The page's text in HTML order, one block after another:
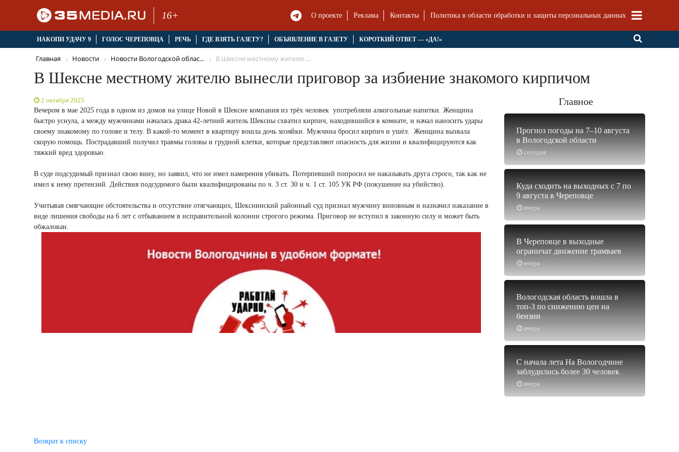
16+ О проекте Реклама Контакты Политика в области обработки и защиты персональных данных
НАКОПИ УДАЧУ 9 ГОЛОС ЧЕРЕПОВЦА РЕЧЬ ГДЕ ВЗЯТЬ ГАЗЕТУ? ОБЪЯВЛЕНИЕ В ГАЗЕТУ КОРОТКИЙ ОТВЕТ — «ДА!»
Главная Новости Новости Вологодской облас... В Шексне местному жителю ...
В Шексне местному жителю вынесли приговор за избиение знакомого кирпичом
2 октября 2025
Вечером в мае 2025 года в одном из домов на улице Новой в Шексне компания из трёх человек употребляли алкогольные напитки. Женщина
быстро уснула, а между мужчинами началась драка.42-летний житель Шексны схватил кирпич, находившийся в комнате, и начал наносить удары
своему знакомому по голове и телу. В какой-то момент в квартиру вошла дочь хозяйки. Мужчина бросил кирпич и ушёл. Женщина вызвала
скорую помощь. Пострадавший получил травмы головы и грудной клетки, которые представляют опасность для жизни и квалифицируются как
тяжкий вред здоровью.
В суде подсудимый признал свою вину, но заявил, что не имел намерения убивать. Потерпевший попросил не наказывать друга строго, так как не
имел к нему претензий. Действия подсудимого были квалифицированы по ч. 3 ст. 30 и ч. 1 ст. 105 УК РФ (покушение на убийство).
Учитывая смягчающие обстоятельства и отсутствие отягчающих, Шекснинский районный суд признал мужчину виновным и назначил наказание в
виде лишения свободы на 6 лет с отбыванием в исправительной колонии строгого режима. Приговор не вступил в законную силу и может быть
обжалован.
Главное
сегодня
Прогноз погоды на 7–10 августа
в Вологодской области
вчера
Куда сходить на выходных с 7 по
9 августа в Череповце
вчера
В Череповце в выходные
ограничат движение трамваев
вчера
Вологодская область вошла в
топ-3 по снижению цен на
бензин
вчера
С начала лета На Вологодчине
заблудились более 30 человек
Возврат к списку